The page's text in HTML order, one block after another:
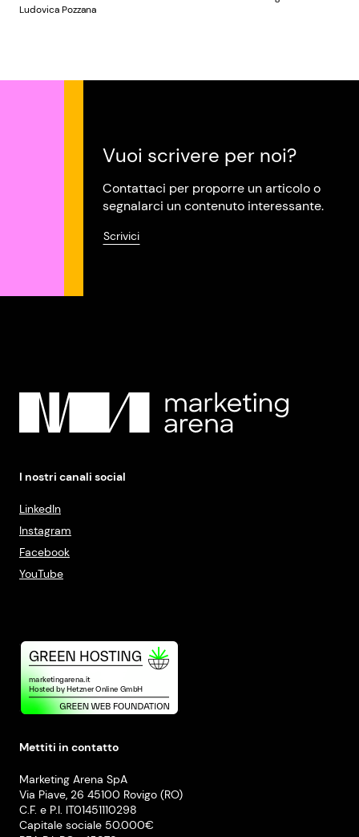
Ludovica Pozzana
Vuoi scrivere per noi?
Contattaci per proporre un articolo o
segnalarci un contenuto interessante.
Scrivici
I nostri canali social
LinkedIn
Instagram
Facebook
YouTube
Mettiti in contatto
Marketing Arena SpA
Via Piave, 26 45100 Rovigo (RO)
C.F. e P.I. IT01451110298
Capitale sociale 50.000€